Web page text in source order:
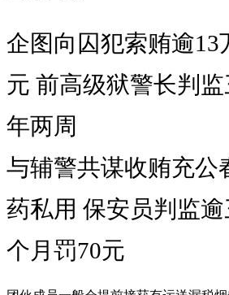
企图向囚犯索贿逾13
元 前高级狱警长判监
年两周
与辅警共谋收贿充公
药私用 保安员判监逾
个月罚70元